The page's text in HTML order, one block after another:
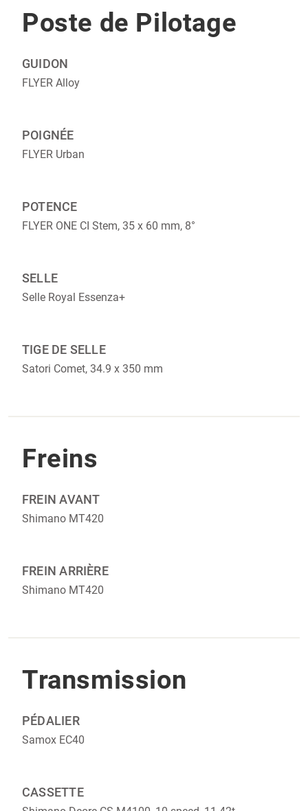
Poste de Pilotage
GUIDON
FLYER Alloy
POIGNÉE
FLYER Urban
POTENCE
FLYER ONE CI Stem, 35 x 60 mm, 8°
SELLE
Selle Royal Essenza+
TIGE DE SELLE
Satori Comet, 34.9 x 350 mm
Freins
FREIN AVANT
Shimano MT420
FREIN ARRIÈRE
Shimano MT420
Transmission
PÉDALIER
Samox EC40
CASSETTE